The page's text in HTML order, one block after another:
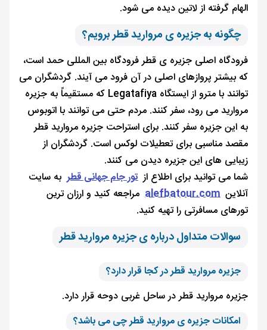
الهام گرفته از لاتین دیده می شود.
چگونه به جزیره ی مروارید قطر برویم؟
فرودگاه اصلی جزیره ی قطر فرودگاه بین المللی حمد است،
که بیشتر پروازهای اصلی در آن فرود می آیند. گردشگران می
توانند با مترو از ایستگاه Legatafiya که مستقیماً به جزیره
مروارید می رود، سفر کنند. مردم حتی می توانند با اتوبوس
به این جزیره سفر کنند. برای استراحت جزیره مروارید قطر
مقصد مناسبی برای تعطیلات لوکس است. گردشگران از
زیبایی های این جزیره دیدن می کنند.
شما می توانید برای اطلاع از تور جام جهانی قطر به سایت
آنلاین alefbatour.com مراجعه کنید و ارزان ترین
تورهای مسافرتی را تهیه کنید.
سوالات متداول درباره ی جزیره مروارید قطر
جزیره مروارید قطر در کجا قرار دارد؟
جزیره مروارید قطر در ساحل غربی دوحه قرار دارد.
امکانات جزیره ی مروارید قطر چی می باشد؟